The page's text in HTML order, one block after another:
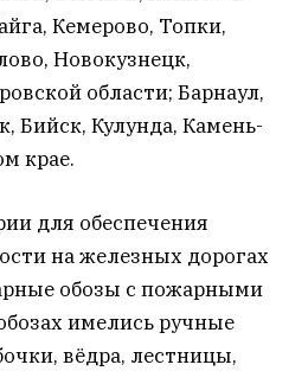
Кемерово, Топки,
Новокузнецк,
области; Барнаул,
Бийск, Кулунда, Камень-
крае.
для обеспечения
на железных дорогах
обозы с пожарными
имелись ручные
вёдра, лестницы,